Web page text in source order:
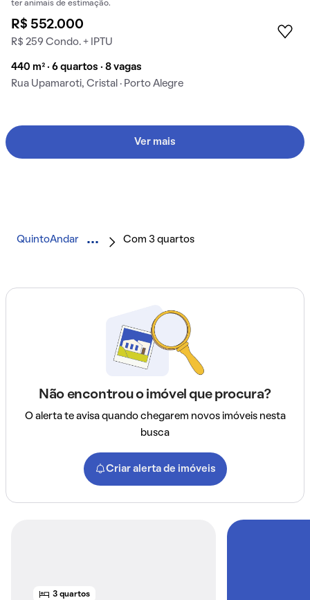
ter animais de estimação.
R$ 552.000
R$ 259 Condo. + IPTU
440 m² · 6 quartos · 8 vagas
Rua Upamaroti, Cristal · Porto Alegre
Ver mais
QuintoAndar Com 3 quartos
Não encontrou o imóvel que procura?
O alerta te avisa quando chegarem novos imóveis nesta
busca
Criar alerta de imóveis
3 quartos